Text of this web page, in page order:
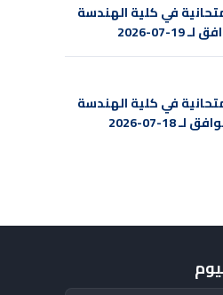
في كلية الهندسة
07-2026
في كلية الهندسة
07-2026